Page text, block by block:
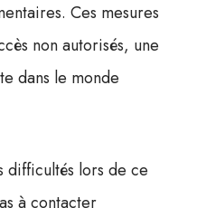
Ces mesures
non autorisés, une
dans le monde
difficultés lors de ce
à contacter